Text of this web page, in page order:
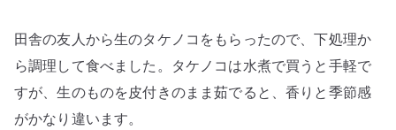
旬
の
香
り
田舎の友人から生のタケノコをもらったので、下処理か
ら調理して食べました。タケノコは水煮で買うと手軽で
すが、生のものを皮付きのまま茹でると、香りと季節感
がかなり違います。